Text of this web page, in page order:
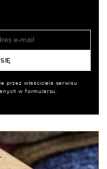
przez właściciela serwisu
w formularzu.